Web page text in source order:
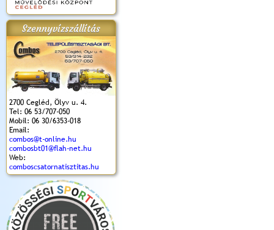
Szennyvízszállítás
2700 Cegléd, Ölyv u. 4.
Tel: 06 53/707-050
Mobil: 06 30/6353-018
Email:
combos@t-online.hu
combosbt01@flah-net.hu
Web:
comboscsatornatisztitas.hu
2018.
Kossuth Toborzó
2017.09.22-23.
és Magyarok
Kenyere Program